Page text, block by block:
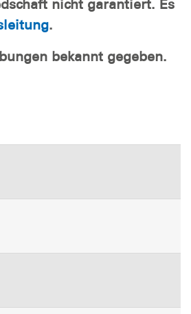
nicht garantiert. Es
.
bekannt gegeben.